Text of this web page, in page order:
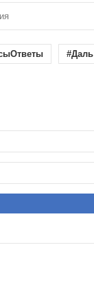
#Даль